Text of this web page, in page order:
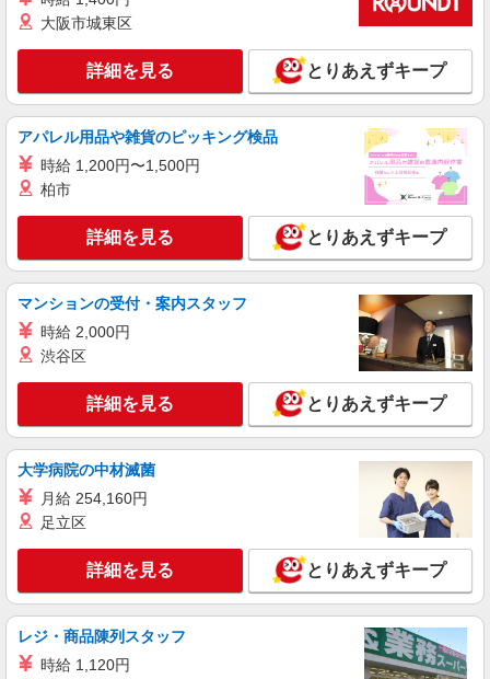
大阪市城東区
詳細を見る とりあえずキープ
アパレル用品や雑貨のピッキング検品
時給 1,200円〜1,500円
柏市
詳細を見る とりあえずキープ
マンションの受付・案内スタッフ
時給 2,000円
渋谷区
詳細を見る とりあえずキープ
大学病院の中材滅菌
月給 254,160円
足立区
詳細を見る とりあえずキープ
レジ・商品陳列スタッフ
時給 1,120円